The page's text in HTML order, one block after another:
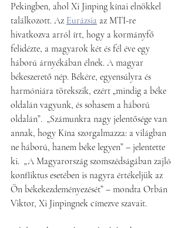
Pekingben, ahol Xi Jinping kínai elnökkel
találkozott. Az Eurázsia az MTI-re
hivatkozva arról írt, hogy a kormányfő
felidézte, a magyarok két és fél éve egy
háború árnyékában élnek. A magyar
békeszerető nép. Békére, egyensúlyra és
harmóniára törekszik, ezért „mindig a béke
oldalán vagyunk, és sohasem a háború
oldalán”.  „Számunkra nagy jelentősége van
annak, hogy Kína szorgalmazza: a világban
ne háború, hanem béke legyen” – jelentette
ki.  „A Magyarország szomszédságában zajló
konfliktus esetében is nagyra értékeljük az
Ön békekezdeményezését” – mondta Orbán
Viktor, Xi Jinpingnek címezve szavait.